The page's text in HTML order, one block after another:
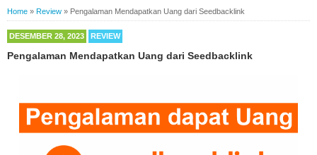
Home » Review » Pengalaman Mendapatkan Uang dari Seedbacklink
DESEMBER 28, 2023 REVIEW
Pengalaman Mendapatkan Uang dari Seedbacklink